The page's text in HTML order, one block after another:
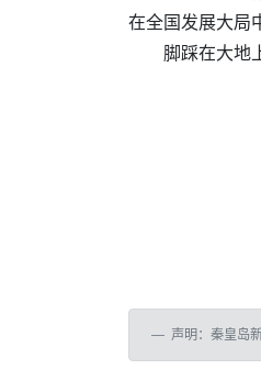
在全国发展大局
脚踩在大地
声明：秦皇岛